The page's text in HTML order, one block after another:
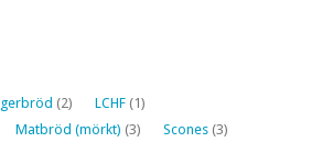
(2) LCHF (1)
Matbröd (mörkt) (3) Scones (3)